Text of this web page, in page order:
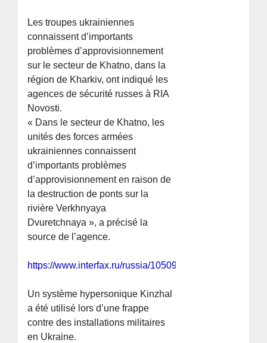
Les troupes ukrainiennes
connaissent d’importants
problèmes d’approvisionnement
sur le secteur de Khatno, dans la
région de Kharkiv, ont indiqué les
agences de sécurité russes à RIA
Novosti.
« Dans le secteur de Khatno, les
unités des forces armées
ukrainiennes connaissent
d’importants problèmes
d’approvisionnement en raison de
la destruction de ponts sur la
rivière Verkhnyaya
Dvuretchnaya », a précisé la
source de l’agence.
https://www.interfax.ru/russia/1050929
Un système hypersonique Kinzhal
a été utilisé lors d’une frappe
contre des installations militaires
en Ukraine.